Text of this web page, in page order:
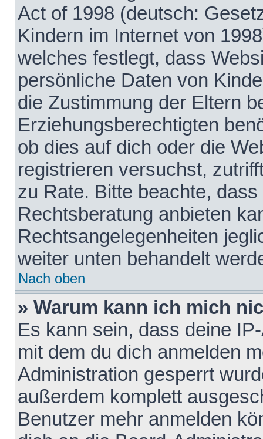
Act of 1998 (deutsch:
Kindern im Internet von
welches festlegt, dass
persönliche Daten von
die Zustimmung der Eltern
Erziehungsberechtigten
ob dies auf dich oder die
registrieren versuchst,
zu Rate. Bitte beachte,
Rechtsberatung anbieten
Rechtsangelegenheiten
weiter unten behandelt
Nach oben
» Warum kann ich mich
Es kann sein, dass deine
mit dem du dich anmelden
Administration gesperrt
außerdem komplett
Benutzer mehr anmelden